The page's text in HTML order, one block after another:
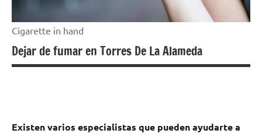
Cigarette in hand
Dejar de fumar en Torres De La Alameda
Existen varios especialistas quе pueden ayudarte а